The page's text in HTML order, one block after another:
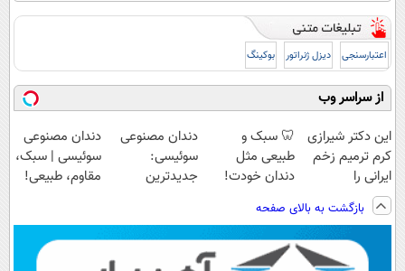
اعتبارسنجی دیزل ژنراتور بوکینگ
از سراسر وب
این دکتر شیرازی
کرم ترمیم زخم
ایرانی را
ساخت!!!
🦷 سبک و
طبیعی مثل
دندان خودت!
پرداخت اقساطی
💳 📍 تهران
دندان مصنوعی
سوئیسی:
جدیدترین
پرداخت قسطی
دندان مصنوعی
سوئیسی | سبک،
مقاوم، طبیعی!
اقساطی😍
بازگشت به بالای صفحه